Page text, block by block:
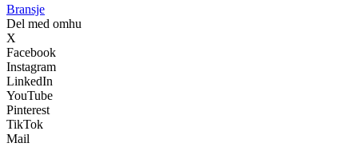
Bransje
Del med omhu
X
Facebook
Instagram
LinkedIn
YouTube
Pinterest
TikTok
Mail